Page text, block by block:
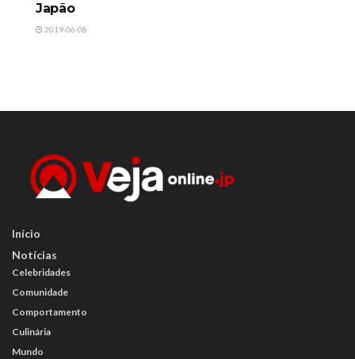
Japão
2019-06-08
Início
Notícias
Celebridades
Comunidade
Comportamento
Culinária
Mundo